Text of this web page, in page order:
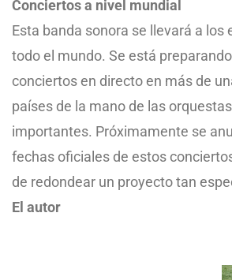
Conciertos a nivel mundial
Esta banda sonora se llevará a los
todo el mundo. Se está
conciertos en directo en más de
países de la mano de las
importantes. Próximamente se
fechas oficiales de estos
de redondear un proyecto tan
El autor